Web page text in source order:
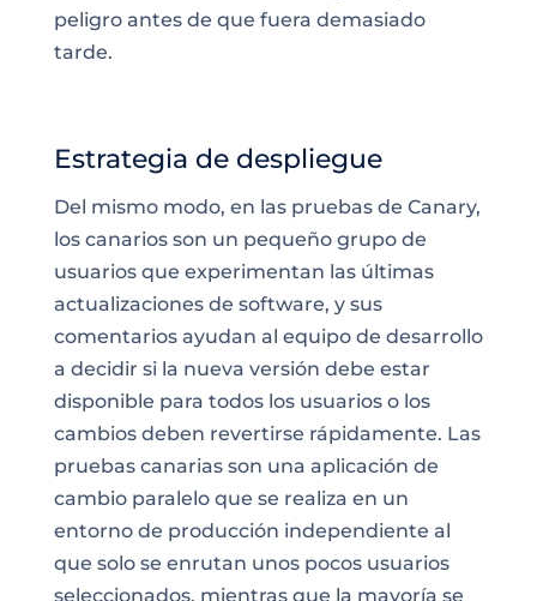
peligro antes de que fuera demasiado
tarde.
Estrategia de despliegue
Del mismo modo, en las pruebas de Canary,
los canarios son un pequeño grupo de
usuarios que experimentan las últimas
actualizaciones de software, y sus
comentarios ayudan al equipo de desarrollo
a decidir si la nueva versión debe estar
disponible para todos los usuarios o los
cambios deben revertirse rápidamente. Las
pruebas canarias son una aplicación de
cambio paralelo que se realiza en un
entorno de producción independiente al
que solo se enrutan unos pocos usuarios
seleccionados, mientras que la mayoría se